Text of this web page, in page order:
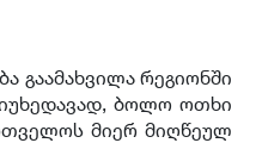
გაამახვილა რეგიონში
, ბოლო ოთხი
მიერ მიღწეულ